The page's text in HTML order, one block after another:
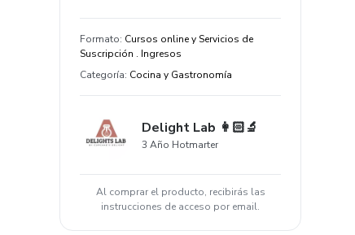
Formato: Cursos online y Servicios de
Suscripción . Ingresos
Categoría: Cocina y Gastronomía
Delight Lab 👩🏻‍🔬
3 Año Hotmarter
Al comprar el producto, recibirás las
instrucciones de acceso por email.